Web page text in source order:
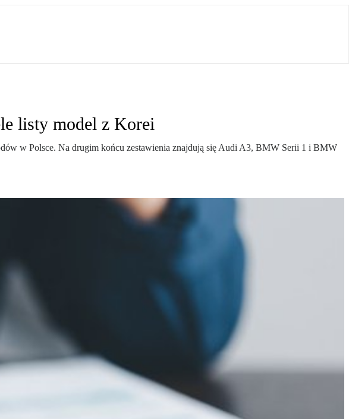
listy model z Korei
w Polsce. Na drugim końcu zestawienia znajdują się Audi A3, BMW Serii 1 i BMW